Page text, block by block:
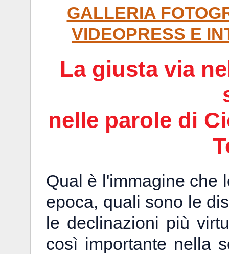
GALLERIA
VIDEOPRESS E
La giusta via
nelle parole di
Qual è l'immagine che
epoca, quali sono le
le declinazioni più
così importante nella